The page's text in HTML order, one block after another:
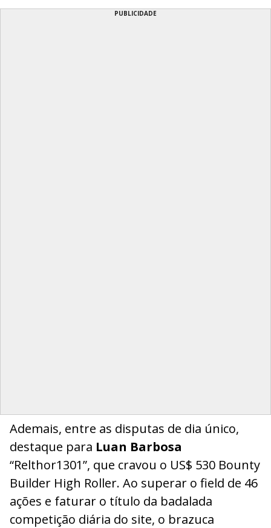
PUBLICIDADE
Ademais, entre as disputas de dia único,
destaque para Luan Barbosa
“Relthor1301”, que cravou o US$ 530 Bounty
Builder High Roller. Ao superar o field de 46
ações e faturar o título da badalada
competição diária do site, o brazuca